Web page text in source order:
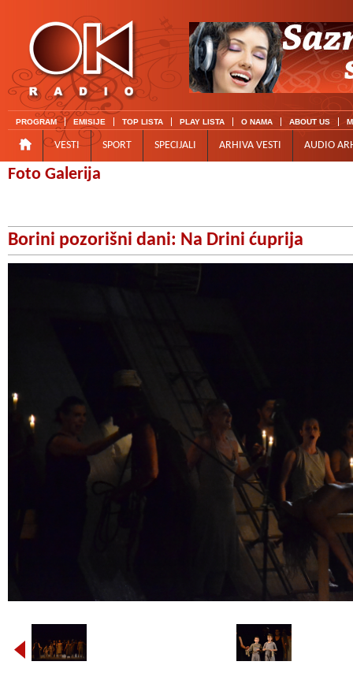
PROGRAM EMISIJE TOP LISTA PLAY LISTA O NAMA ABOUT US
VESTI SPORT SPECIJALI ARHIVA VESTI AUDIO
Foto Galerija
Borini pozorišni dani: Na Drini ćuprija